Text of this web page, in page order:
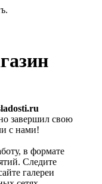
завершил свою
с нами!
в формате
Следите
галереи